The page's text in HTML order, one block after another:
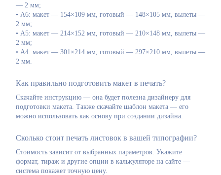
— 2 мм;
• А6: макет — 154×109 мм, готовый — 148×105 мм, вылеты —
2 мм;
• А5: макет — 214×152 мм, готовый — 210×148 мм, вылеты —
2 мм;
• А4: макет — 301×214 мм, готовый — 297×210 мм, вылеты —
2 мм.
Как правильно подготовить макет в печать?
Скачайте инструкцию — она будет полезна дизайнеру для
подготовки макета. Также скачайте шаблон макета — его
можно использовать как основу при создании дизайна.
Сколько стоит печать листовок в вашей типографии?
Стоимость зависит от выбранных параметров. Укажите
формат, тираж и другие опции в калькуляторе на сайте —
система покажет точную цену.